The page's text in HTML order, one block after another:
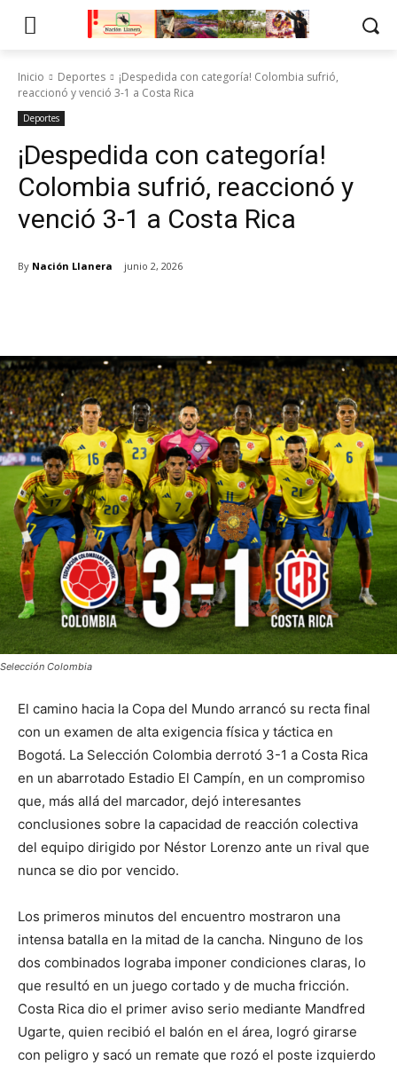
Inicio Deportes
¡Despedida con categoría! Colombia sufrió,
reaccionó y venció 3-1 a Costa Rica
Deportes
¡Despedida con categoría!
Colombia sufrió, reaccionó y
venció 3-1 a Costa Rica
By Nación Llanera junio 2, 2026
Selección Colombia
El camino hacia la Copa del Mundo arrancó su recta final
con un examen de alta exigencia física y táctica en
Bogotá. La Selección Colombia derrotó 3-1 a Costa Rica
en un abarrotado Estadio El Campín, en un compromiso
que, más allá del marcador, dejó interesantes
conclusiones sobre la capacidad de reacción colectiva
del equipo dirigido por Néstor Lorenzo ante un rival que
nunca se dio por vencido.
Los primeros minutos del encuentro mostraron una
intensa batalla en la mitad de la cancha. Ninguno de los
dos combinados lograba imponer condiciones claras, lo
que resultó en un juego cortado y de mucha fricción.
Costa Rica dio el primer aviso serio mediante Mandfred
Ugarte, quien recibió el balón en el área, logró girarse
con peligro y sacó un remate que rozó el poste izquierdo